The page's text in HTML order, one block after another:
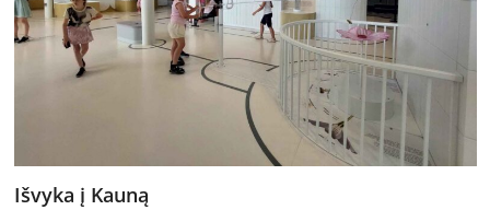
Išvyka į Kauną